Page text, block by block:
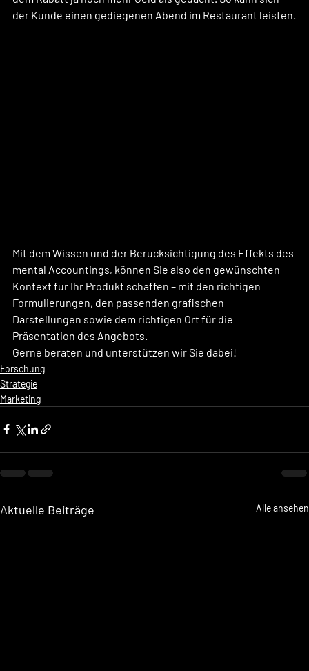
der Kunde einen gediegenen Abend im Restaurant leisten.
Mit dem Wissen und der Berücksichtigung des Effekts des
mental Accountings, können Sie also den gewünschten
Kontext für Ihr Produkt schaffen – mit den richtigen
Formulierungen, den passenden grafischen
Darstellungen sowie dem richtigen Ort für die
Präsentation des Angebots.
Gerne beraten und unterstützen wir Sie dabei!
Forschung
Strategie
Marketing
Aktuelle Beiträge Alle ansehen